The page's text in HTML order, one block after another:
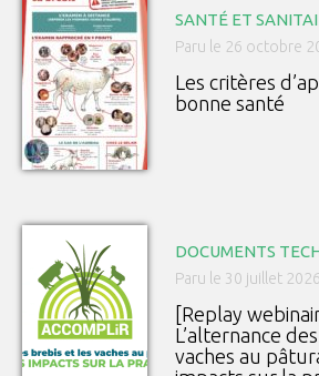
SANTÉ ET
Paru le 26 octobre
Les critères
bonne santé
DOCUMENTS
Paru le 30 juillet 2026
[Replay
L’alternance
vaches au